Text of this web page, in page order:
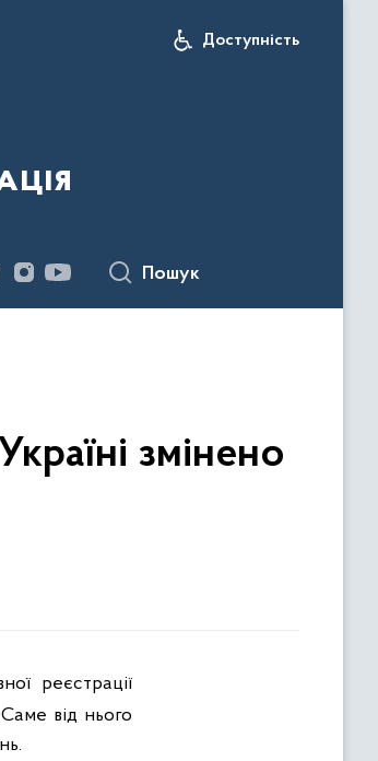
Доступність
Пошук
змінено
реєстрації
від нього